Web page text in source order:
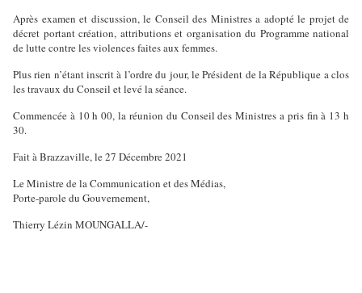
Après examen et discussion, le Conseil des Ministres a adopté le projet de
décret portant création, attributions et organisation du Programme national
de lutte contre les violences faites aux femmes.
Plus rien n’étant inscrit à l’ordre du jour, le Président de la République a clos
les travaux du Conseil et levé la séance.
Commencée à 10 h 00, la réunion du Conseil des Ministres a pris fin à 13 h
30.
Fait à Brazzaville, le 27 Décembre 2021
Le Ministre de la Communication et des Médias,
Porte-parole du Gouvernement,
Thierry Lézin MOUNGALLA/-